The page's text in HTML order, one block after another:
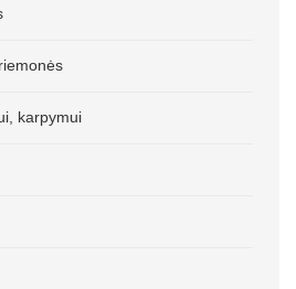
karpymui